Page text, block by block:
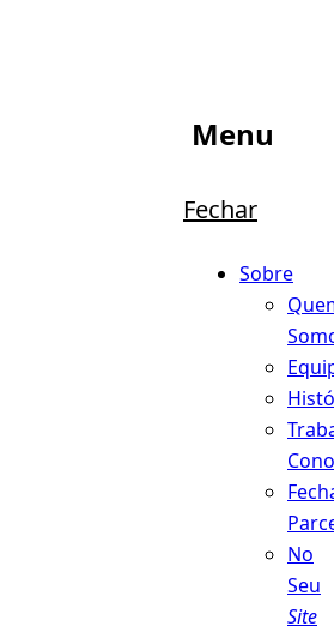
Menu
Fechar
Sobre
No
Seu
Site